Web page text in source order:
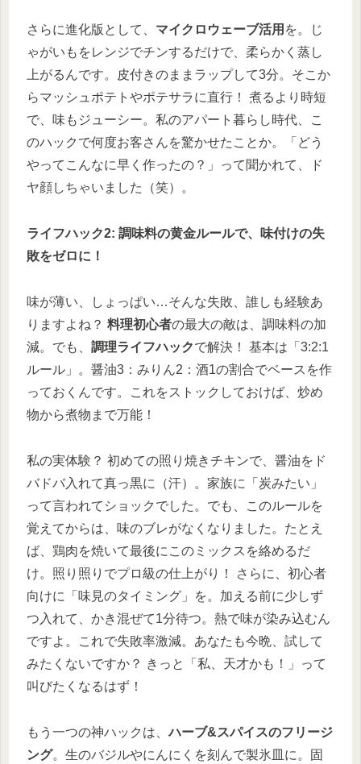
さらに進化版として、 マイクロウェーブ活用 を。じ
ゃがいもをレンジでチンするだけで、柔らかく蒸し
上がるんです。皮付きのままラップして3分。そこか
らマッシュポテトやポテサラに直行！ 煮るより時短
で、味もジューシー。私のアパート暮らし時代、こ
のハックで何度お客さんを驚かせたことか。「どう
やってこんなに早く作ったの？」って聞かれて、ド
ヤ顔しちゃいました（笑）。
ライフハック2: 調味料の黄金ルールで、味付けの失
敗をゼロに！
味が薄い、しょっぱい…そんな失敗、誰しも経験あ
りますよね？ 料理初心者の最大の敵は、調味料の加
減。でも、 調理ライフハックで解決！ 基本は「3:2:1
ルール」。醤油3：みりん2：酒1の割合でベースを作
っておくんです。これをストックしておけば、炒め
物から煮物まで万能！
私の実体験？ 初めての照り焼きチキンで、醤油をド
バドバ入れて真っ黒に（汗）。家族に「炭みたい」
って言われてショックでした。でも、このルールを
覚えてからは、味のブレがなくなりました。たとえ
ば、鶏肉を焼いて最後にこのミックスを絡めるだ
け。照り照りでプロ級の仕上がり！ さらに、初心者
向けに「味見のタイミング」を。加える前に少しず
つ入れて、かき混ぜて1分待つ。熱で味が染み込むん
ですよ。これで失敗率激減。あなたも今晩、試して
みたくないですか？ きっと「私、天才かも！」って
叫びたくなるはず！
もう一つの神ハックは、ハーブ&スパイスのフリージ
ング。生のバジルやにんにくを刻んで製氷皿に。固